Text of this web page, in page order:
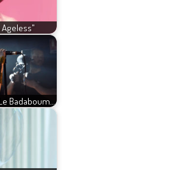
Ageless"
Badaboum…